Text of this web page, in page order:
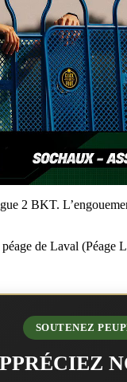
2 BKT.
de Laval
SOUTENEZ